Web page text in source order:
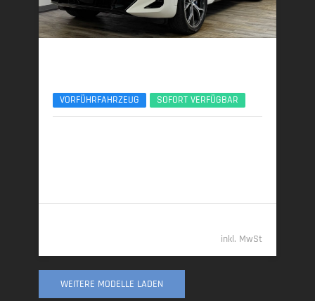
VORFÜHRFAHRZEUG SOFORT VERFÜGBAR
inkl. MwSt
WEITERE MODELLE LADEN